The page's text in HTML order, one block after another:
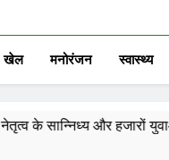
|
खेल मनोरंजन स्वास्थ्य
युवाओं के समक्ष पदभार